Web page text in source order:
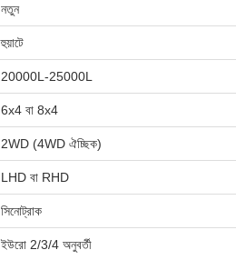
নতুন
হুয়াটে
20000L-25000L
6x4 বা 8x4
2WD (4WD ঐচ্ছিক)
LHD বা RHD
সিনোট্রাক
ইউরো 2/3/4 অনুবর্তী